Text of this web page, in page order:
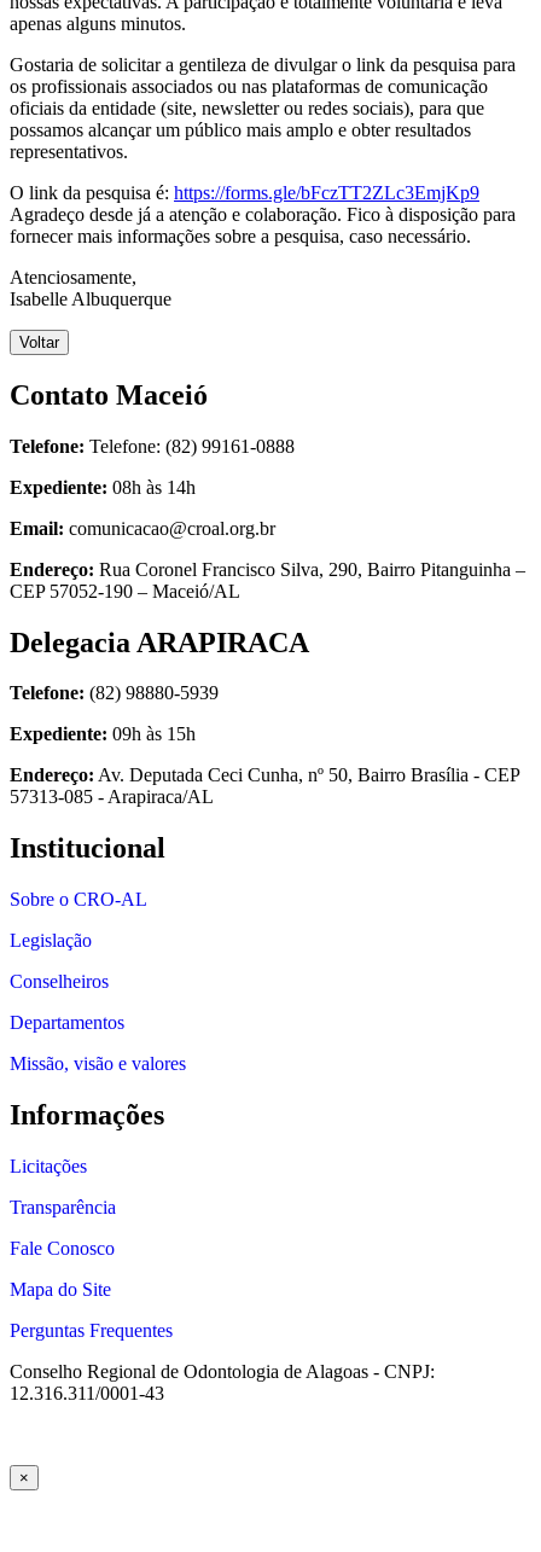
apenas alguns minutos.
Gostaria de solicitar a gentileza de divulgar o link da pesquisa para
os profissionais associados ou nas plataformas de comunicação
oficiais da entidade (site, newsletter ou redes sociais), para que
possamos alcançar um público mais amplo e obter resultados
representativos.
O link da pesquisa é: https://forms.gle/bFczTT2ZLc3EmjKp9
Agradeço desde já a atenção e colaboração. Fico à disposição para
fornecer mais informações sobre a pesquisa, caso necessário.
Atenciosamente,
Isabelle Albuquerque
Voltar
Contato Maceió
Telefone: Telefone: (82) 99161-0888
Expediente: 08h às 14h
Email: comunicacao@croal.org.br
Endereço: Rua Coronel Francisco Silva, 290, Bairro Pitanguinha –
CEP 57052-190 – Maceió/AL
Delegacia ARAPIRACA
Telefone: (82) 98880-5939
Expediente: 09h às 15h
Endereço: Av. Deputada Ceci Cunha, nº 50, Bairro Brasília - CEP
57313-085 - Arapiraca/AL
Institucional
Sobre o CRO-AL
Legislação
Conselheiros
Departamentos
Missão, visão e valores
Informações
Licitações
Transparência
Fale Conosco
Mapa do Site
Perguntas Frequentes
Conselho Regional de Odontologia de Alagoas - CNPJ:
12.316.311/0001-43
×